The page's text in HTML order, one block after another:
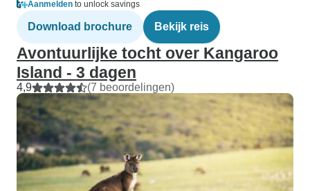
Aanmelden to unlock savings
Download brochure Bekijk reis
Avontuurlijke tocht over Kangaroo
Island - 3 dagen
4,9 (7 beoordelingen)